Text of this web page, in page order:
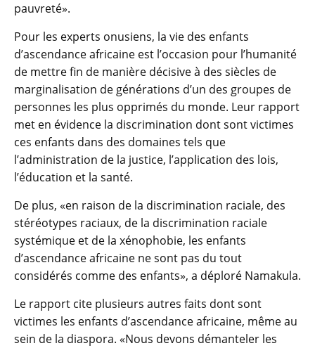
pauvreté».
Pour les experts onusiens, la vie des enfants
d’ascendance africaine est l’occasion pour l’humanité
de mettre fin de manière décisive à des siècles de
marginalisation de générations d’un des groupes de
personnes les plus opprimés du monde. Leur rapport
met en évidence la discrimination dont sont victimes
ces enfants dans des domaines tels que
l’administration de la justice, l’application des lois,
l’éducation et la santé.
De plus, «en raison de la discrimination raciale, des
stéréotypes raciaux, de la discrimination raciale
systémique et de la xénophobie, les enfants
d’ascendance africaine ne sont pas du tout
considérés comme des enfants», a déploré Namakula.
Le rapport cite plusieurs autres faits dont sont
victimes les enfants d’ascendance africaine, même au
sein de la diaspora. «Nous devons démanteler les